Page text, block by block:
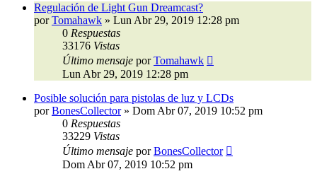
Regulación de Light Gun Dreamcast?
porTomahawk » Lun Abr 29, 2019 12:28 pm
0 Respuestas
33176 Vistas
Último mensaje porTomahawk
Lun Abr 29, 2019 12:28 pm
Posible solución para pistolas de luz y LCDs
porBonesCollector» Dom Abr 07, 2019 10:52 pm
0 Respuestas
33229 Vistas
Último mensaje porBonesCollector
Dom Abr 07, 2019 10:52 pm